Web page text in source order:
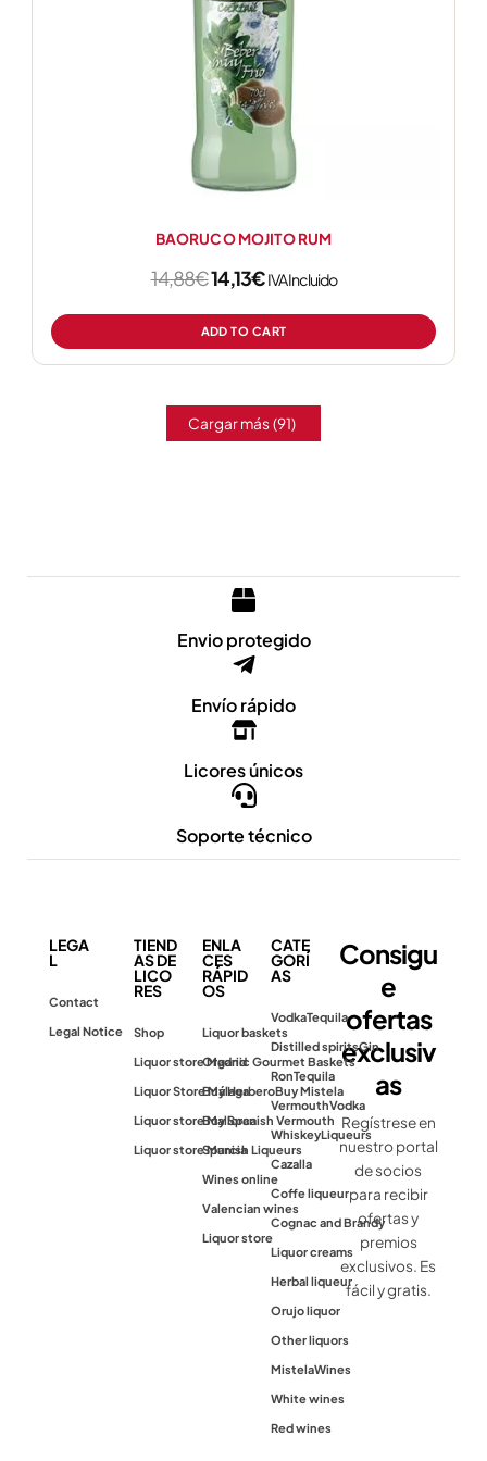
BAORUCO MOJITO RUM
14,88€14,13€IVA Incluido
ADD TO CART
Cargar más(91)
Envio protegido
Envío rápido
Licores únicos
Soporte técnico
LEGA
L
Contact
Legal Notice
TIEND
AS DE
LICO
RES
Shop
Liquor store Madrid
Liquor Store Málaga
Liquor store Mallorca
Liquor store Murcia
ENLA
CES
RÁPID
OS
Liquor baskets
Organic Gourmet Baskets
Buy HerberoBuy Mistela
Buy Spanish Vermouth
Spanish Liqueurs
Wines online
Valencian wines
Liquor store
CATE
GORÍ
AS
VodkaTequila
Distilled spiritsGin
RonTequila
VermouthVodka
WhiskeyLiqueurs
Cazalla
Coffe liqueur
Cognac and Brandy
Liquor creams
Herbal liqueur
Orujo liquor
Other liquors
MistelaWines
White wines
Red wines
Consigu
e
ofertas
exclusiv
as
Regístrese en
nuestro portal
de socios
para recibir
ofertas y
premios
exclusivos. Es
fácil y gratis.